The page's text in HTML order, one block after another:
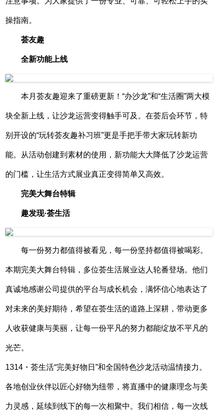
操指南。
荟友趣
全新功能上线
本月荟友趣迎来了重磅更新！“办沙龙”和“生活圈”两大模
块全新上线，让沙龙运营变得触手可及。在荟后会环节，特
别开设的“玩转荟友趣补习班”更是手把手带大家玩转新功
能。从活动创建到素材的使用，新功能大大降低了沙龙运营
的门槛，让生活方式展业真正变得简单又高效。
完美大舞台特辑
趣发现·荟生活
每一份努力都值得被看见，每一份坚持都值得被喝彩。
本期完美大舞台特辑，多位荟生活展业达人轮番登场。他们
真诚地感谢公司提供的平台与成长机会，满怀信心地表达了
对未来的美好期待，希望在荟生活的道路上深耕，带动更多
人收获健康与美丽，让每一份平凡的努力都能绽放不平凡的
光芒。
1314・荟生活“完美好物日”和全国特色沙龙活动温情接力。
各地创业伙伴以匠心好物为纽带，将直播中的健康理念与美
力灵感，延续到线下的每一次相聚中。我们相信，每一次线